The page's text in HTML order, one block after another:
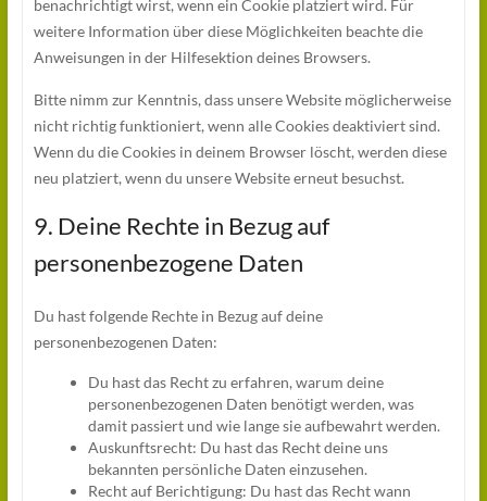
benachrichtigt wirst, wenn ein Cookie platziert wird. Für
weitere Information über diese Möglichkeiten beachte die
Anweisungen in der Hilfesektion deines Browsers.
Bitte nimm zur Kenntnis, dass unsere Website möglicherweise
nicht richtig funktioniert, wenn alle Cookies deaktiviert sind.
Wenn du die Cookies in deinem Browser löscht, werden diese
neu platziert, wenn du unsere Website erneut besuchst.
9. Deine Rechte in Bezug auf
personenbezogene Daten
Du hast folgende Rechte in Bezug auf deine
personenbezogenen Daten:
Du hast das Recht zu erfahren, warum deine
personenbezogenen Daten benötigt werden, was
damit passiert und wie lange sie aufbewahrt werden.
Auskunftsrecht: Du hast das Recht deine uns
bekannten persönliche Daten einzusehen.
Recht auf Berichtigung: Du hast das Recht wann